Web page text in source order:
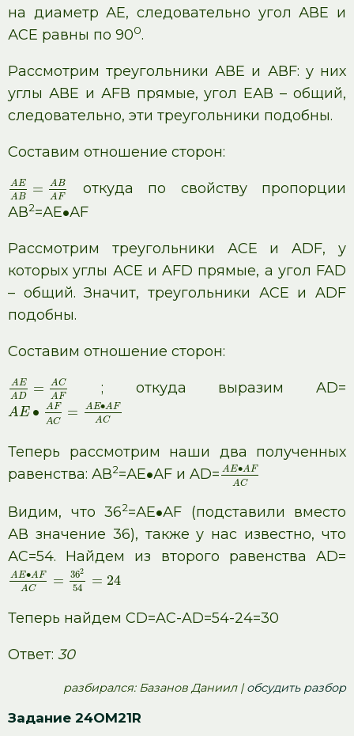
на диаметр АЕ, следовательно угол АВЕ и
АСЕ равны по 900.
Рассмотрим треугольники АВЕ и АВF: у них
углы АВЕ и АFВ прямые, угол ЕАВ – общий,
следовательно, эти треугольники подобны.
Составим отношение сторон:
AE
AB
= AB
AF
откуда по свойству пропорции
АВ2=АЕ∙АF
Рассмотрим треугольники АСЕ и ADF, у
которых углы АСЕ и AFD прямые, а угол FAD
– общий. Значит, треугольники АСЕ и ADF
подобны.
Составим отношение сторон:
AE
AD
= AC
AF
; откуда выразим AD=
AE ∙ AF
АC
= AE∙AF
AC
Теперь рассмотрим наши два полученных
равенства: АВ2=АЕ∙АF и AD= AE∙AF
AC
Видим, что 362=АЕ∙АF (подставили вместо
АВ значение 36), также у нас известно, что
АС=54. Найдем из второго равенства AD=
AE∙AF
AC
= 362
54 = 24
Теперь найдем CD=AC-AD=54-24=30
Ответ: 30
pазбирался: Базанов Даниил |обсудить разбор
Задание 24OM21R